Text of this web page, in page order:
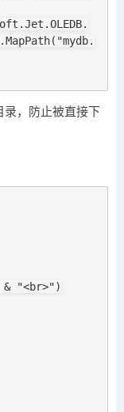
录，防止被直接下